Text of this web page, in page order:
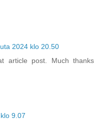
2024 klo 20.50
article post. Much thanks
9.07